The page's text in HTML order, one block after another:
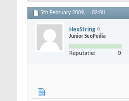
5th February 2009, 02:08
HexString
Junior SeoPedia
Reputatie: 0